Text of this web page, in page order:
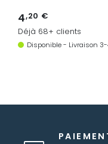
4,20 €
Déjà 68+ clients
Disponible - Livraison